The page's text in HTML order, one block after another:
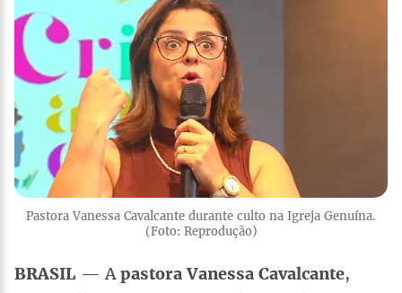
Pastora Vanessa Cavalcante durante culto na Igreja Genuína.
(Foto: Reprodução)
BRASIL — Apastora Vanessa Cavalcante,